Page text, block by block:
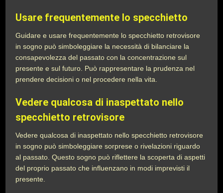
Usare frequentemente lo specchietto
Guidare e usare frequentemente lo specchietto retrovisore
in sogno può simboleggiare la necessità di bilanciare la
consapevolezza del passato con la concentrazione sul
presente e sul futuro. Può rappresentare la prudenza nel
prendere decisioni o nel procedere nella vita.
Vedere qualcosa di inaspettato nello
specchietto retrovisore
Vedere qualcosa di inaspettato nello specchietto retrovisore
in sogno può simboleggiare sorprese o rivelazioni riguardo
al passato. Questo sogno può riflettere la scoperta di aspetti
del proprio passato che influenzano in modi imprevisti il
presente.